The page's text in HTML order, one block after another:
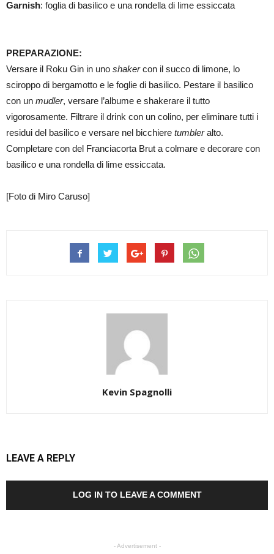
Garnish: foglia di basilico e una rondella di lime essiccata
PREPARAZIONE:
Versare il Roku Gin in uno shakercon il succo di limone, lo
sciroppo di bergamotto e le foglie di basilico. Pestare il basilico
con un mudler, versare l’albume e shakerare il tutto
vigorosamente. Filtrare il drink con un colino, per eliminare tutti i
residui del basilico e versare nel bicchiere tumbleralto.
Completare con del Franciacorta Brut a colmare e decorare con
basilico e una rondella di lime essiccata.
[Foto di Miro Caruso]
Kevin Spagnolli
LEAVE A REPLY
LOG IN TO LEAVE A COMMENT
- Advertisement -